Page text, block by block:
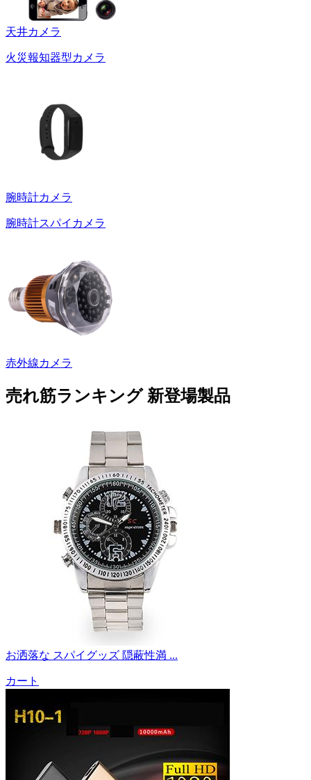
天井カメラ
火災報知器型カメラ
腕時計カメラ
腕時計スパイカメラ
赤外線カメラ
売れ筋ランキング 新登場製品
お洒落な スパイグッズ 隠蔽性満 ...
カート